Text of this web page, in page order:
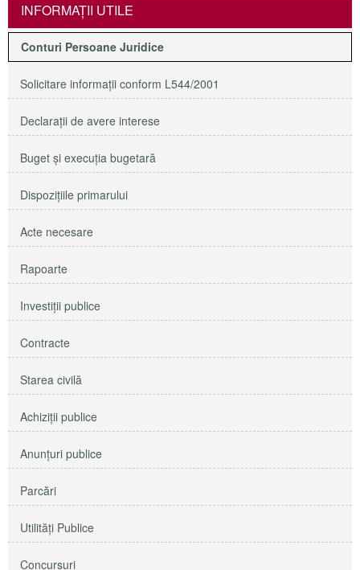
INFORMAŢII UTILE
Conturi Persoane Juridice
Solicitare informaţii conform L544/2001
Declaraţii de avere interese
Buget şi execuţia bugetară
Dispoziţiile primarului
Acte necesare
Rapoarte
Investiţii publice
Contracte
Starea civilă
Achiziţii publice
Anunţuri publice
Parcări
Utilităţi Publice
Concursuri